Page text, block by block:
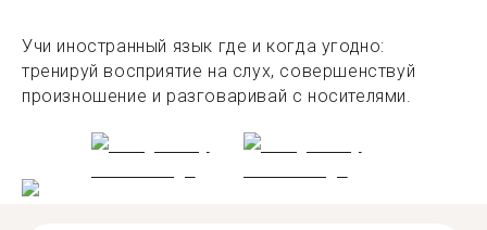
Учи иностранный язык где и когда угодно:
тренируй восприятие на слух, совершенствуй
произношение и разговаривай с носителями.